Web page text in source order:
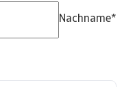
Nachname*